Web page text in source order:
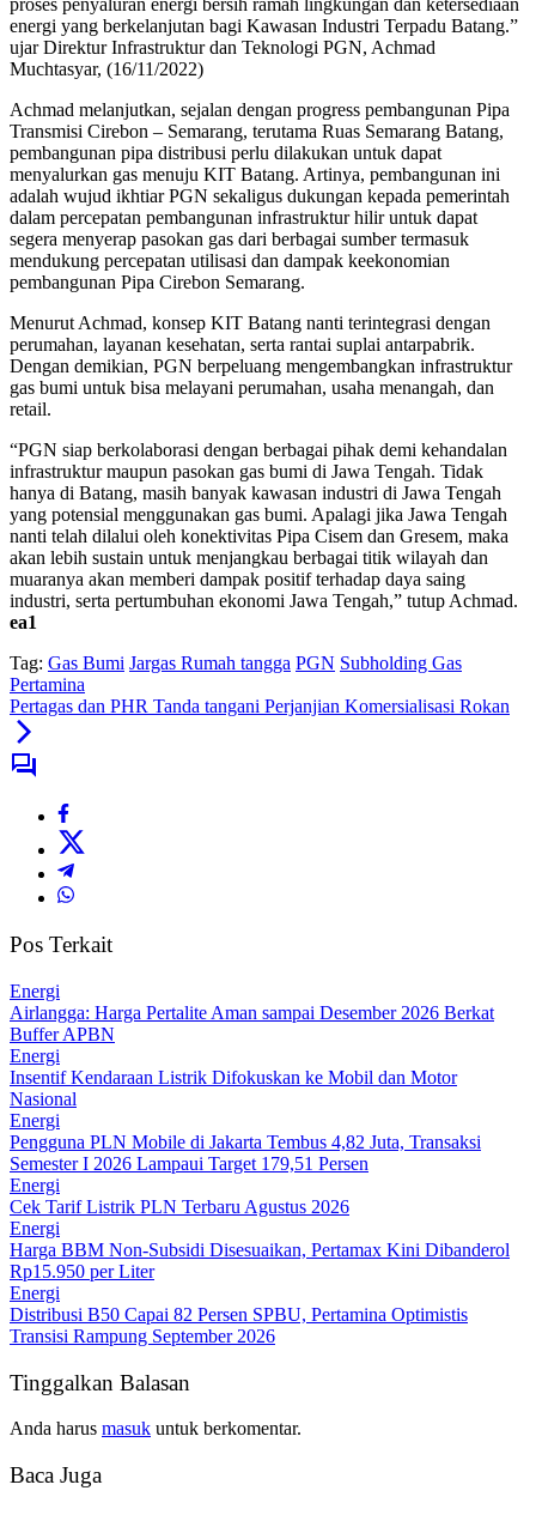
proses penyaluran energi bersih ramah lingkungan dan ketersediaan
energi yang berkelanjutan bagi Kawasan Industri Terpadu Batang.”
ujar Direktur Infrastruktur dan Teknologi PGN, Achmad
Muchtasyar, (16/11/2022)
Achmad melanjutkan, sejalan dengan progress pembangunan Pipa
Transmisi Cirebon – Semarang, terutama Ruas Semarang Batang,
pembangunan pipa distribusi perlu dilakukan untuk dapat
menyalurkan gas menuju KIT Batang. Artinya, pembangunan ini
adalah wujud ikhtiar PGN sekaligus dukungan kepada pemerintah
dalam percepatan pembangunan infrastruktur hilir untuk dapat
segera menyerap pasokan gas dari berbagai sumber termasuk
mendukung percepatan utilisasi dan dampak keekonomian
pembangunan Pipa Cirebon Semarang.
Menurut Achmad, konsep KIT Batang nanti terintegrasi dengan
perumahan, layanan kesehatan, serta rantai suplai antarpabrik.
Dengan demikian, PGN berpeluang mengembangkan infrastruktur
gas bumi untuk bisa melayani perumahan, usaha menangah, dan
retail.
“PGN siap berkolaborasi dengan berbagai pihak demi kehandalan
infrastruktur maupun pasokan gas bumi di Jawa Tengah. Tidak
hanya di Batang, masih banyak kawasan industri di Jawa Tengah
yang potensial menggunakan gas bumi. Apalagi jika Jawa Tengah
nanti telah dilalui oleh konektivitas Pipa Cisem dan Gresem, maka
akan lebih sustain untuk menjangkau berbagai titik wilayah dan
muaranya akan memberi dampak positif terhadap daya saing
industri, serta pertumbuhan ekonomi Jawa Tengah,” tutup Achmad.
ea1
Tag: Gas Bumi Jargas Rumah tangga PGN Subholding Gas
Pertamina
Pertagas dan PHR Tanda tangani Perjanjian Komersialisasi Rokan
Pos Terkait
Energi
Airlangga: Harga Pertalite Aman sampai Desember 2026 Berkat
Buffer APBN
Energi
Insentif Kendaraan Listrik Difokuskan ke Mobil dan Motor
Nasional
Energi
Pengguna PLN Mobile di Jakarta Tembus 4,82 Juta, Transaksi
Semester I 2026 Lampaui Target 179,51 Persen
Energi
Cek Tarif Listrik PLN Terbaru Agustus 2026
Energi
Harga BBM Non-Subsidi Disesuaikan, Pertamax Kini Dibanderol
Rp15.950 per Liter
Energi
Distribusi B50 Capai 82 Persen SPBU, Pertamina Optimistis
Transisi Rampung September 2026
Tinggalkan Balasan
Anda harus masuk untuk berkomentar.
Baca Juga